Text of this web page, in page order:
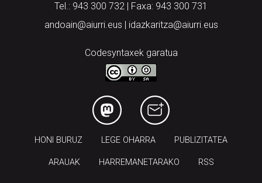
Tel.: 943 300 732 | Faxa: 943 300 731
andoain@aiurri.eus | idazkaritza@aiurri.eus
Codesyntaxek garatua
HONI BURUZ LEGE OHARRA PUBLIZITATEA
ARAUAK HARREMANETARAKO RSS